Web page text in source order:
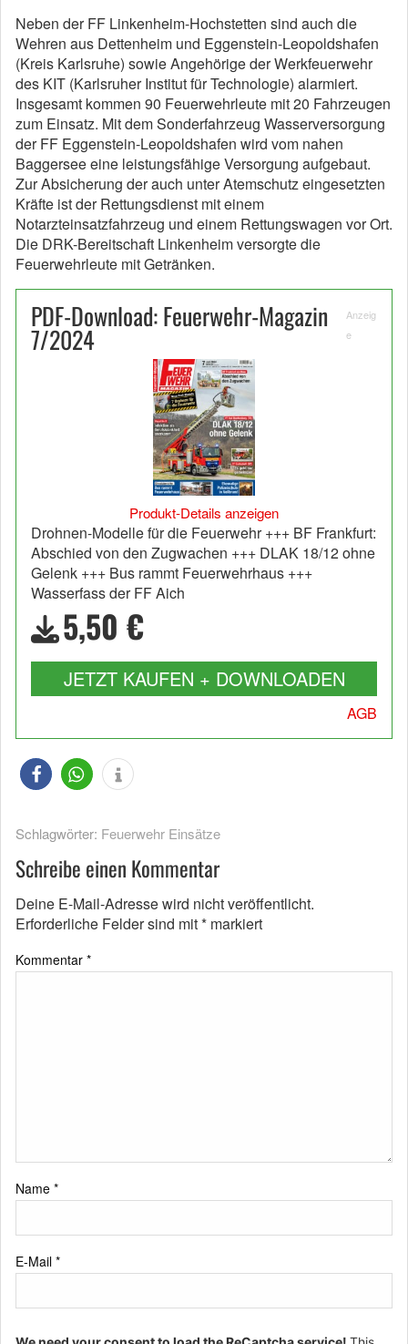
Neben der FF Linkenheim-Hochstetten sind auch die
Wehren aus Dettenheim und Eggenstein-Leopoldshafen
(Kreis Karlsruhe) sowie Angehörige der Werkfeuerwehr
des KIT (Karlsruher Institut für Technologie) alarmiert.
Insgesamt kommen 90 Feuerwehrleute mit 20 Fahrzeugen
zum Einsatz. Mit dem Sonderfahrzeug Wasserversorgung
der FF Eggenstein-Leopoldshafen wird vom nahen
Baggersee eine leistungsfähige Versorgung aufgebaut.
Zur Absicherung der auch unter Atemschutz eingesetzten
Kräfte ist der Rettungsdienst mit einem
Notarzteinsatzfahrzeug und einem Rettungswagen vor Ort.
Die DRK-Bereitschaft Linkenheim versorgte die
Feuerwehrleute mit Getränken.
PDF-Download: Feuerwehr-Magazin
7/2024
Anzeig
e
Produkt-Details anzeigen
Drohnen-Modelle für die Feuerwehr +++ BF Frankfurt:
Abschied von den Zugwachen +++ DLAK 18/12 ohne
Gelenk +++ Bus rammt Feuerwehrhaus +++
Wasserfass der FF Aich
5,50 €
JETZT KAUFEN + DOWNLOADEN
AGB
Schlagwörter: Feuerwehr Einsätze
Schreibe einen Kommentar
Deine E-Mail-Adresse wird nicht veröffentlicht.
Erforderliche Felder sind mit* markiert
Kommentar *
Name *
E-Mail *